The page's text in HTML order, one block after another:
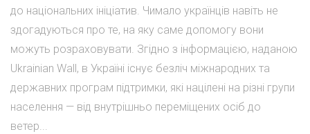
до національних ініціатив. Чимало українців навіть не
здогадуються про те, на яку саме допомогу вони
можуть розраховувати. Згідно з інформацією, наданою
Ukrainian Wall, в Україні існує безліч міжнародних та
державних програм підтримки, які націлені на різні групи
населення — від внутрішньо переміщених осіб до
ветер...